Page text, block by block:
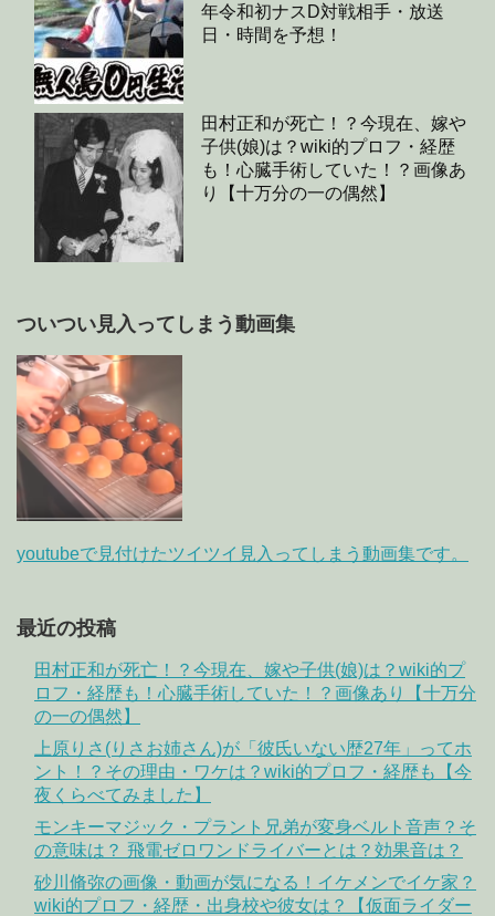
年令和初ナスD対戦相手・放送
日・時間を予想！
田村正和が死亡！？今現在、嫁や
子供(娘)は？wiki的プロフ・経歴
も！心臓手術していた！？画像あ
り【十万分の一の偶然】
ついつい見入ってしまう動画集
youtubeで見付けたツイツイ見入ってしまう動画集です。
最近の投稿
田村正和が死亡！？今現在、嫁や子供(娘)は？wiki的プ
ロフ・経歴も！心臓手術していた！？画像あり【十万分
の一の偶然】
上原りさ(りさお姉さん)が「彼氏いない歴27年」ってホ
ント！？その理由・ワケは？wiki的プロフ・経歴も【今
夜くらべてみました】
モンキーマジック・プラント兄弟が変身ベルト音声？そ
の意味は？ 飛電ゼロワンドライバーとは？効果音は？
砂川脩弥の画像・動画が気になる！イケメンでイケ家？
wiki的プロフ・経歴・出身校や彼女は？【仮面ライダー